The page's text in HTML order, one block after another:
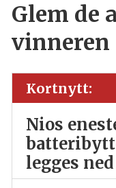
Glem de
vinneren
Kortnytt:
Nios
legges ned